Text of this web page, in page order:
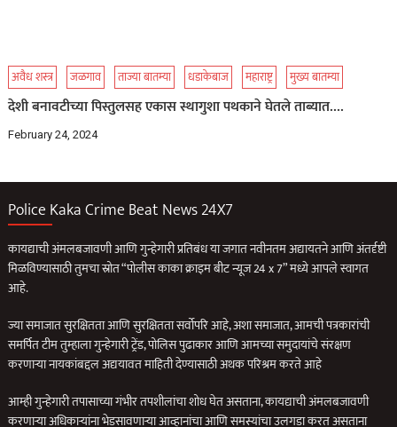
अवैध शस्त्र जळगाव ताज्या बातम्या धडाकेबाज महाराष्ट्र मुख्य बातम्या
देशी बनावटीच्या पिस्तुलसह एकास स्थागुशा पथकाने घेतले ताब्यात….
February 24, 2024
Police Kaka Crime Beat News 24X7
कायद्याची अंमलबजावणी आणि गुन्हेगारी प्रतिबंध या जगात नवीनतम अद्यायतने आणि अंतर्दृष्टी
मिळविण्यासाठी तुमचा स्रोत “पोलीस काका क्राइम बीट न्यूज 24 x 7” मध्ये आपले स्वागत
आहे.
ज्या समाजात सुरक्षितता आणि सुरक्षितता सर्वोपरि आहे, अशा समाजात, आमची पत्रकारांची
समर्पित टीम तुम्हाला गुन्हेगारी ट्रेंड, पोलिस पुढाकार आणि आमच्या समुदायांचे संरक्षण
करणार्‍या नायकांबद्दल अद्ययावत माहिती देण्यासाठी अथक परिश्रम करते आहे
आम्ही गुन्हेगारी तपासाच्या गंभीर तपशीलांचा शोध घेत असताना, कायद्याची अंमलबजावणी
करणार्‍या अधिकार्‍यांना भेडसावणार्‍या आव्हानांचा आणि समस्यांचा उलगडा करत असताना